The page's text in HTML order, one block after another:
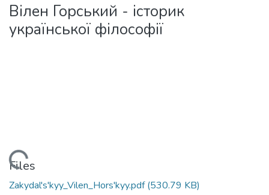
Statistics
Вілен Горський - історик
української філософії
Loading...
Files
Zakydal's'kyy_Vilen_Hors'kyy.pdf(530.79 KB)